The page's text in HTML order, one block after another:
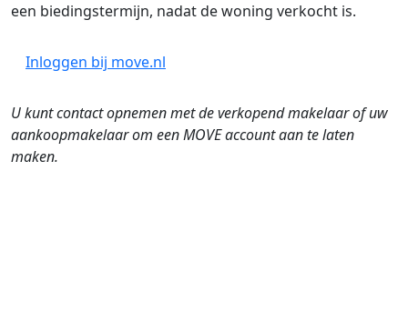
een biedingstermijn, nadat de woning verkocht is.
Inloggen bij move.nl
U kunt contact opnemen met de verkopend makelaar of uw
aankoopmakelaar om een MOVE account aan te laten
maken.